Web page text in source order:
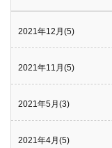
2021年12月(5)
2021年11月(5)
2021年5月(3)
2021年4月(5)